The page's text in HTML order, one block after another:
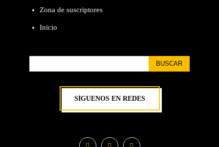
Zona de suscriptores
Inicio
BUSCAR
SÍGUENOS EN REDES